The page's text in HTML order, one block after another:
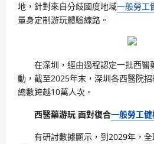
地，針對來自分歧國度地域一般勞工
量身定制游玩體驗線路。
在深圳，經由過程認定一批西醫
動，截至2025年末，深圳各西醫院
總數跨越10萬人次。
西醫藥游玩 面對復合一般勞工
有研討數據顯示，到2029年，